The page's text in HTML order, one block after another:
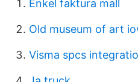
Enkel faktura mall
Old museum of art
Visma spcs